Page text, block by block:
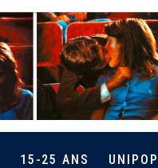
15-25 ANS UNIPOP